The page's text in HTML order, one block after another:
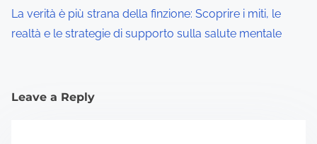
La verità è più strana della finzione: Scoprire i miti, le
realtà e le strategie di supporto sulla salute mentale
Leave a Reply